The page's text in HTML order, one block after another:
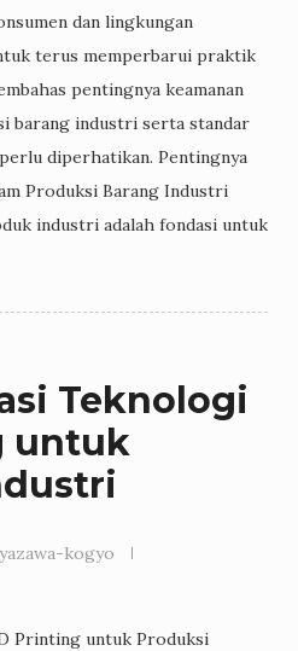
dan lingkungan
terus memperbarui praktik
pentingnya keamanan
barang industri serta standar
diperhatikan. Pentingnya
Produksi Barang Industri
industri adalah fondasi untuk
Teknologi
untuk
kogyo
Printing untuk Produksi